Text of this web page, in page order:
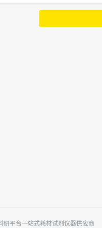
平台一站式耗材试剂仪器供应商